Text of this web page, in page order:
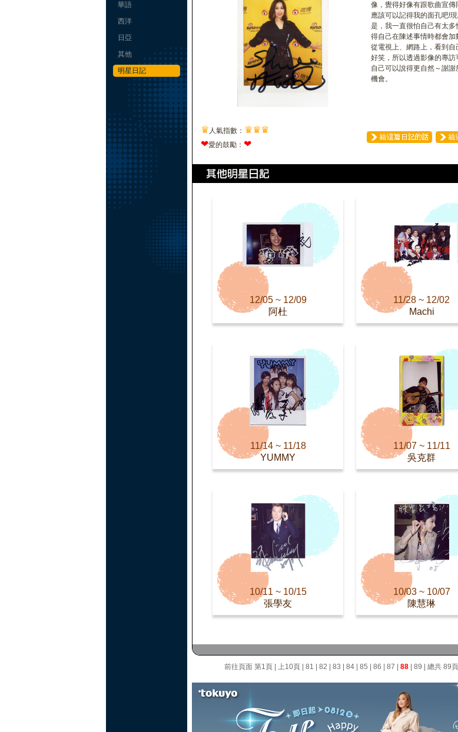
華語
西洋
日亞
其他
明星日記
像，覺得好像有跟歌曲宣傳
應該可以記得我的面孔吧!
是，我一直很怕自己有太多
得自己在陳述事情時都會加
從電視上、網路上，看到自
好笑，所以透過影像的專訪
自己可以說得更自然～謝謝
機會。
♛ 人氣指數： ♛♛♛
❤愛的鼓勵： ❤
12/05 ~ 12/09
阿杜
11/28 ~ 12/02
Machi
11/14 ~ 11/18
YUMMY
11/07 ~ 11/11
吳克群
10/11 ~ 10/15
張學友
10/03 ~ 10/07
陳慧琳
前往頁面 第1頁 上10頁 81 82 83 84 85 86 87 88 89 | 總共 89